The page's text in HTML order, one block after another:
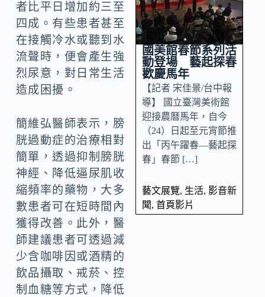
者比平日增加約三至
四成。有些患者甚至
在接觸冷水或聽到水
流聲時，便會產生強
烈尿意，對日常生活
造成困擾。
簡維弘醫師表示，膀
胱過動症的治療相對
簡單，透過抑制膀胱
神經、降低逼尿肌收
縮頻率的藥物，大多
數患者可在短時間內
獲得改善。此外，醫
師建議患者可透過減
少含咖啡因或酒精的
飲品攝取、戒菸、控
制血糖等方式，降低
國美館春節系列活
動登場 藝起探春
歡慶馬年
【記者 宋佳景/台中報
導】 國立臺灣美術館
迎接農曆馬年，自今
（24）日起至元宵節推
出「丙午躍春—藝起探
春」春節 […]
藝文展覽, 生活, 影音新
聞, 首頁影片